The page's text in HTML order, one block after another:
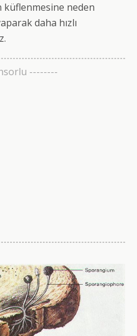
küflenmesine neden
daha hızlı
--------